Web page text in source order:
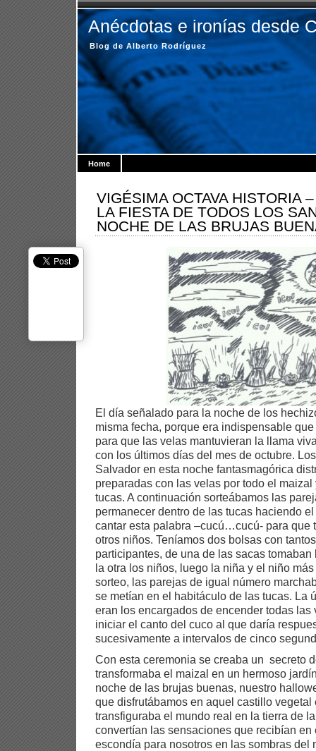
Anécdotas e ironías desde
Blog de Alberto Rodríguez
Home
VIGÉSIMA OCTAVA HISTORIA
LA FIESTA DE TODOS LOS
NOCHE DE LAS BRUJAS
El día señalado para la noche de los
misma fecha, porque era indispensable
para que las velas mantuvieran la llama
con los últimos días del mes de octubre.
Salvador en esta noche fantasmagórica
preparadas con las velas por todo el
tucas. A continuación sorteábamos las
permanecer dentro de las tucas haciendo
cantar esta palabra –cucú…cucú- para que
otros niños. Teníamos dos bolsas con
participantes, de una de las sacas
la otra los niños, luego la niña y el niño
sorteo, las parejas de igual número
se metían en el habitáculo de las tucas. La
eran los encargados de encender todas
iniciar el canto del cuco al que daría
sucesivamente a intervalos de cinco
Con esta ceremonia se creaba un secreto
transformaba el maizal en un hermoso
noche de las brujas buenas, nuestro
que disfrutábamos en aquel castillo vegetal
transfiguraba el mundo real en la tierra de
convertían las sensaciones que recibían
escondía para nosotros en las sombras del